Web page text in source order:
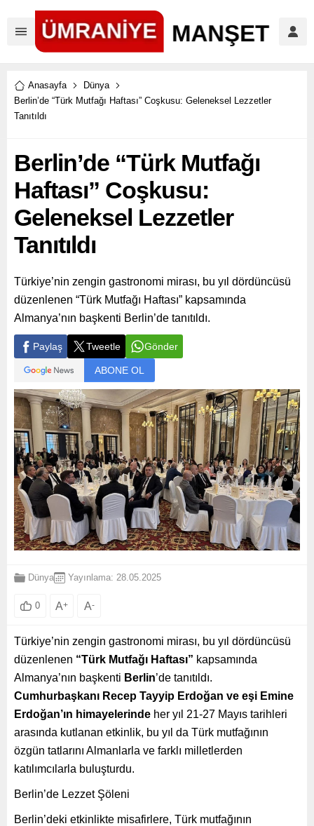
Anasayfa
Dünya
Berlin’de “Türk Mutfağı Haftası” Coşkusu: Geleneksel Lezzetler
Tanıtıldı
Berlin’de “Türk Mutfağı
Haftası” Coşkusu:
Geleneksel Lezzetler
Tanıtıldı
Türkiye’nin zengin gastronomi mirası, bu yıl dördüncüsü
düzenlenen “Türk Mutfağı Haftası” kapsamında
Almanya’nın başkenti Berlin’de tanıtıldı.
Paylaş Tweetle Gönder
ABONE OL
Dünya Yayınlama: 28.05.2025
0 A+ A-
Türkiye’nin zengin gastronomi mirası, bu yıl dördüncüsü
düzenlenen “Türk Mutfağı Haftası” kapsamında
Almanya’nın başkenti Berlin’de tanıtıldı.
Cumhurbaşkanı Recep Tayyip Erdoğan ve eşi Emine
Erdoğan’ın himayelerinde her yıl 21-27 Mayıs tarihleri
arasında kutlanan etkinlik, bu yıl da Türk mutfağının
özgün tatlarını Almanlarla ve farklı milletlerden
katılımcılarla buluşturdu.
Berlin’de Lezzet Şöleni
Berlin’deki etkinlikte misafirlere, Türk mutfağının